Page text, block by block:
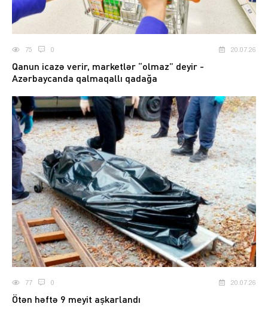
75 0 20.07.26
Qanun icazə verir, marketlər “olmaz” deyir -
Azərbaycanda qalmaqallı qadağa
77 0 20.07.26
Ötən həftə 9 meyit aşkarlandı